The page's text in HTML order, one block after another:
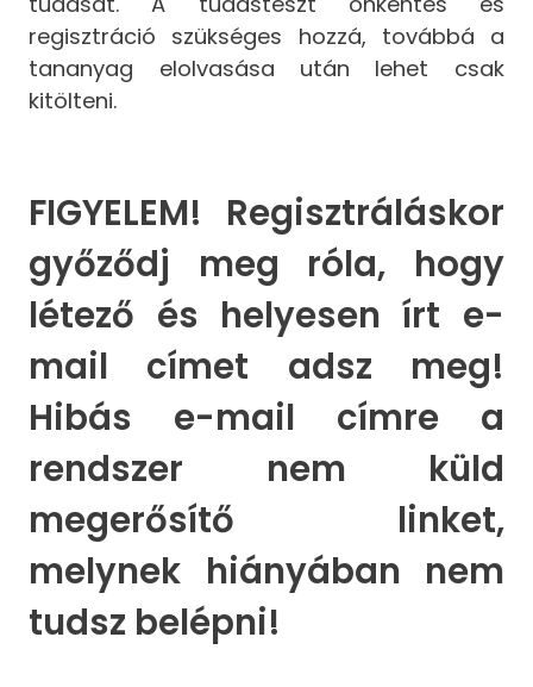
regisztráció szükséges hozzá, továbbá a
tananyag elolvasása után lehet csak
kitölteni.
FIGYELEM! Regisztráláskor
győződj meg róla, hogy
létező és helyesen írt e-
mail címet adsz meg!
Hibás e-mail címre a
rendszer nem küld
megerősítő linket,
melynek hiányában nem
tudsz belépni!